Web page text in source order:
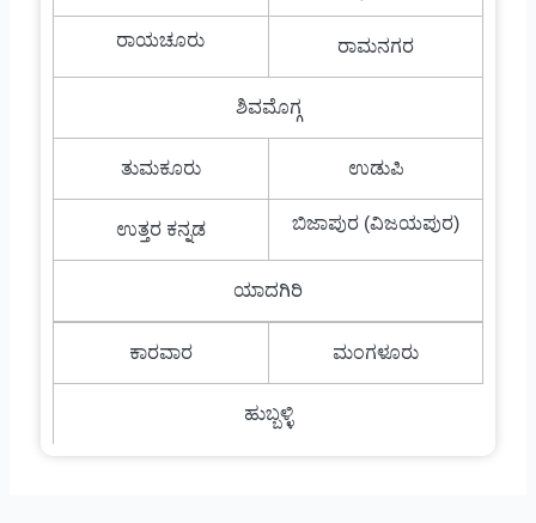
ರಾಯಚೂರು ರಾಮನಗರ
ಶಿವಮೊಗ್ಗ
ತುಮಕೂರು ಉಡುಪಿ
ಉತ್ತರ ಕನ್ನಡ ಬಿಜಾಪುರ (ವಿಜಯಪುರ)
ಯಾದಗಿರಿ
ಕಾರವಾರ ಮಂಗಳೂರು
ಹುಬ್ಬಳ್ಳಿ